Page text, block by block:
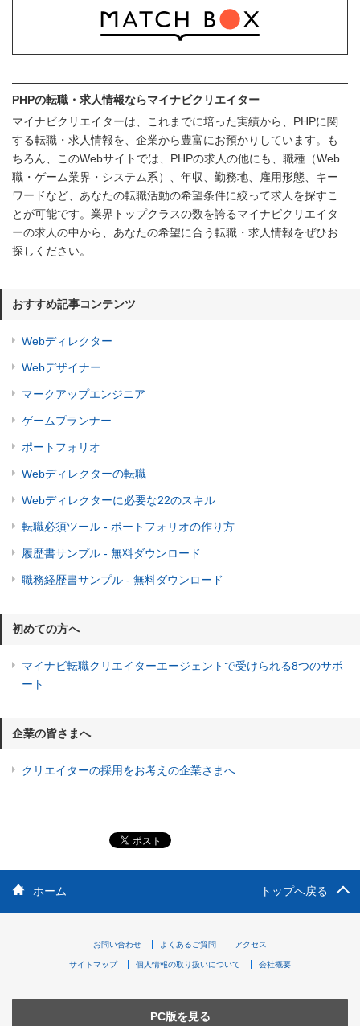
PHPの転職・求人情報ならマイナビクリエイター
マイナビクリエイターは、これまでに培った実績から、PHPに関
する転職・求人情報を、企業から豊富にお預かりしています。も
ちろん、このWebサイトでは、PHPの求人の他にも、職種（Web
職・ゲーム業界・システム系）、年収、勤務地、雇用形態、キー
ワードなど、あなたの転職活動の希望条件に絞って求人を探すこ
とが可能です。業界トップクラスの数を誇るマイナビクリエイタ
ーの求人の中から、あなたの希望に合う転職・求人情報をぜひお
探しください。
おすすめ記事コンテンツ
Webディレクター
Webデザイナー
マークアップエンジニア
ゲームプランナー
ポートフォリオ
Webディレクターの転職
Webディレクターに必要な22のスキル
転職必須ツール - ポートフォリオの作り方
履歴書サンプル - 無料ダウンロード
職務経歴書サンプル - 無料ダウンロード
初めての方へ
マイナビ転職クリエイターエージェントで受けられる8つのサポ
ート
企業の皆さまへ
クリエイターの採用をお考えの企業さまへ
ホーム トップへ戻る
お問い合わせ よくあるご質問 アクセス
サイトマップ 個人情報の取り扱いについて 会社概要
PC版を見る